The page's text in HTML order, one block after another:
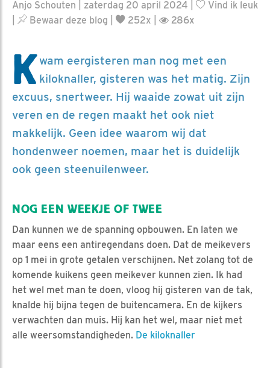
Anjo Schouten | zaterdag 20 april 2024 |
Vind ik leuk
Bewaar deze blog 252x | 286x
Kwam eergisteren man nog met een
kiloknaller, gisteren was het matig. Zijn
excuus, snertweer. Hij waaide zowat uit zijn
veren en de regen maakt het ook niet
makkelijk. Geen idee waarom wij dat
hondenweer noemen, maar het is duidelijk
ook geen steenuilenweer.
NOG EEN WEEKJE OF TWEE
Dan kunnen we de spanning opbouwen. En laten we
maar eens een antiregendans doen. Dat de meikevers
op 1 mei in grote getalen verschijnen. Net zolang tot de
komende kuikens geen meikever kunnen zien. Ik had
het wel met man te doen, vloog hij gisteren van de tak,
knalde hij bijna tegen de buitencamera. En de kijkers
verwachten dan muis. Hij kan het wel, maar niet met
alle weersomstandigheden. De kiloknaller